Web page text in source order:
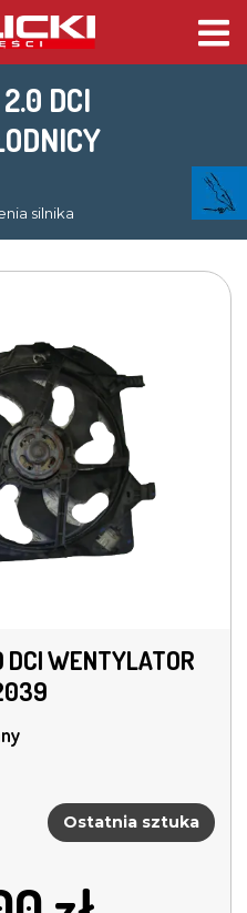
DCI
silnika
DCI WENTYLATOR
Ostatnia sztuka